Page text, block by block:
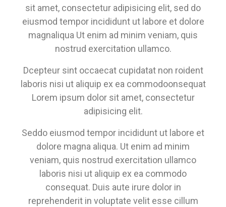
sit amet, consectetur adipisicing elit, sed do
eiusmod tempor incididunt ut labore et dolore
magnaliqua Ut enim ad minim veniam, quis
nostrud exercitation ullamco.
Dcepteur sint occaecat cupidatat non roident
laboris nisi ut aliquip ex ea commodoonsequat
Lorem ipsum dolor sit amet, consectetur
adipisicing elit.
Seddo eiusmod tempor incididunt ut labore et
dolore magna aliqua. Ut enim ad minim
veniam, quis nostrud exercitation ullamco
laboris nisi ut aliquip ex ea commodo
consequat. Duis aute irure dolor in
reprehenderit in voluptate velit esse cillum